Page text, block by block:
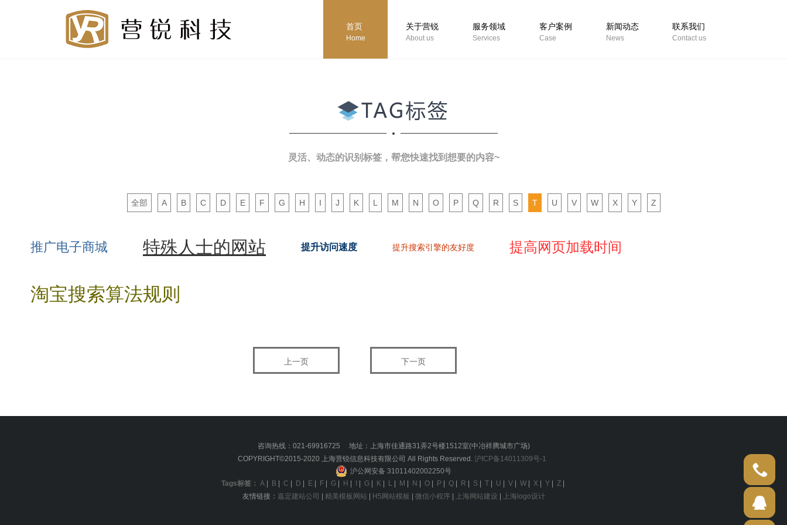
首页
Home
关于营锐
About us
服务领域
Services
客户案例
Case
新闻动态
News
联系我们
Contact us
灵活、动态的识别标签，帮您快速找到想要的内容~
全部 A B C D E F G H I J K L M N O P Q R S T U V W X Y Z
推广电子商城 特殊人士的网站 提升访问速度 提升搜索引擎的友好度 提高网页加载时间
淘宝搜索算法规则
上一页 下一页
咨询热线：021-69916725 地址：上海市佳通路31弄2号楼1512室(中冶祥腾城市广场)
COPYRIGHT©2015-2020 上海营锐信息科技有限公司 All Rights Reserved. 沪ICP备14011309号-1
沪公网安备 31011402002250号
Tags标签： A| B C D E| F| G| H G| K| L M N O| P Q| R S| T| U V| W| X| Y| Z|
友情链接： 嘉定建站公司 精美模板网站| H5网站模板 微信小程序| 上海网站建设 上海logo设计
021-